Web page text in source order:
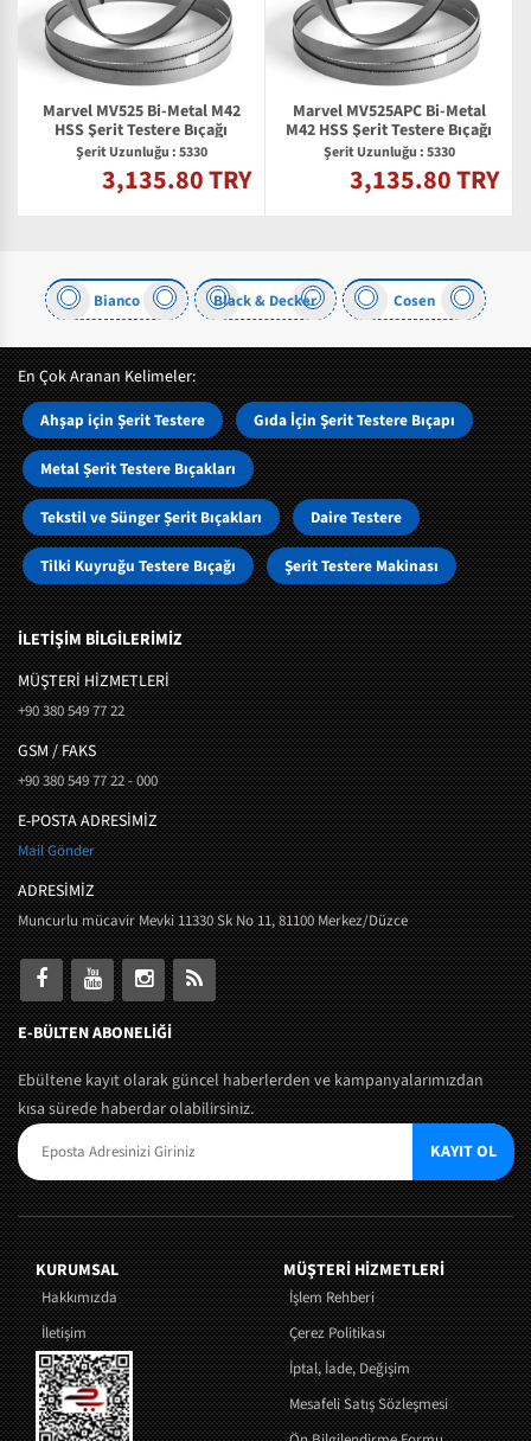
Marvel MV525 Bi-Metal M42
HSS Şerit Testere Bıçağı
Şerit Uzunluğu : 5330
3,135.80 TRY
Marvel MV525APC Bi-Metal
M42 HSS Şerit Testere Bıçağı
Şerit Uzunluğu : 5330
3,135.80 TRY
Bianco Black & Decker Cosen
En Çok Aranan Kelimeler:
Ahşap için Şerit Testere Gıda İçin Şerit Testere Bıçapı
Metal Şerit Testere Bıçakları
Tekstil ve Sünger Şerit Bıçakları Daire Testere
Tilki Kuyruğu Testere Bıçağı Şerit Testere Makinası
İLETİŞİM BİLGİLERİMİZ
MÜŞTERI HIZMETLERI
+90 380 549 77 22
GSM / FAKS
+90 380 549 77 22 - 000
E-POSTA ADRESİMİZ
Mail Gönder
ADRESİMİZ
Muncurlu mücavir Mevki 11330 Sk No 11, 81100 Merkez/Düzce
E-BÜLTEN ABONELİĞİ
Ebültene kayıt olarak güncel haberlerden ve kampanyalarımızdan
kısa sürede haberdar olabilirsiniz.
KAYIT OL
KURUMSAL
Hakkımızda
İletişim
MÜŞTERI HIZMETLERI
İşlem Rehberi
Çerez Politikası
İptal, İade, Değişim
Mesafeli Satış Sözleşmesi